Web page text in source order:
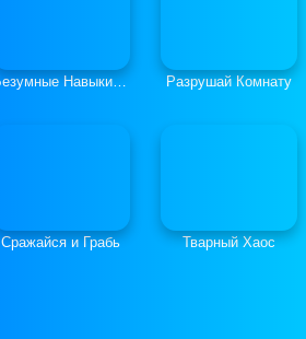
Безумные Навыки Ралли-Кросса Разрушай Комнату
Сражайся и Грабь Тварный Хаос